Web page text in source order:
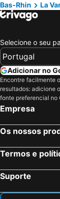
Hôtel Barrière
Le Chambard
Le Verger des Châteaux,
Hotel SPA
Best Western Plus Hotel &
Au Nid de
Hôtel-Restaurant
AUBERGE
Hôtel Val-Vignes Colmar Haut-
Caveau de l'ami
Hôtel Arnold
LA CHENEAUDIERE - Hotel
Bas-Rhin
La
Selecione o seu
Adicionar no
Encontre facilmente
resultados: adicione
fonte preferencial no
Empresa
Os nossos
Termos e
Suporte